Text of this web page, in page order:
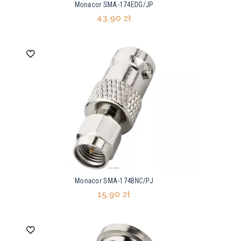
Monacor SMA-174EDG/JP
43,90 zł
Monacor SMA-174BNC/PJ
15,90 zł